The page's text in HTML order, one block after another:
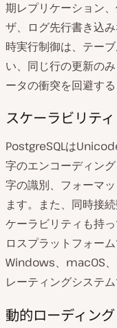
期レプリケーション
ザ、ログ先行書き込
時実行制御は、テー
い、同じ行の更新の
ータの衝突を回避する
スケーラビリティ
PostgreSQLは
字のエンコーディン
字の識別、フォーマ
ます。また、同時接
ケーラビリティも持
ロスプラットフォー
Windows、macOS
レーティングシステム
動的ローディング